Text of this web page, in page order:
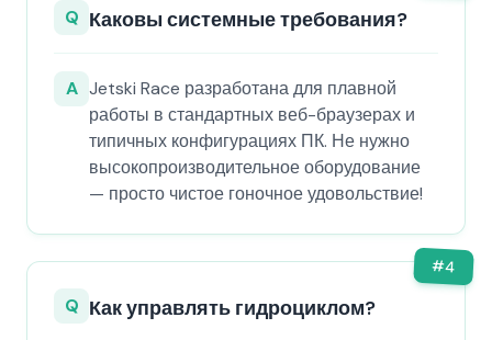
Q Каковы системные требования?
A Jetski Race разработана для плавной
работы в стандартных веб-браузерах и
типичных конфигурациях ПК. Не нужно
высокопроизводительное оборудование
— просто чистое гоночное удовольствие!
#4
Q Как управлять гидроциклом?